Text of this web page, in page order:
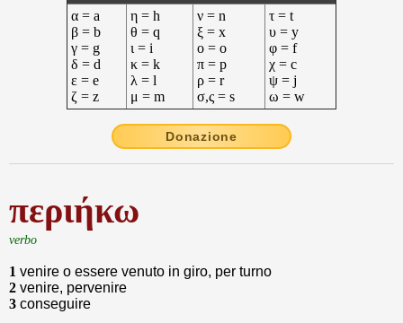
α = a
β = b
γ = g
δ = d
ε = e
ζ = z
η = h
θ = q
ι = i
κ = k
λ = l
μ = m
ν = n
ξ = x
ο = o
π = p
ρ = r
σ,ς = s
τ = t
υ = y
φ = f
χ = c
ψ = j
ω = w
Donazione
περιήκω
verbo
1 venire o essere venuto in giro, per turno
2 venire, pervenire
3 conseguire